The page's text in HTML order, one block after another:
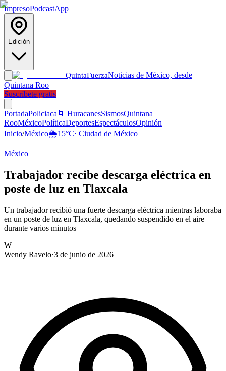
ImpresoPodcastApp
Edición
QuintaFuerzaNoticias de México, desde
Quintana Roo
Suscríbete gratis
PortadaPoliciaca 🌀 HuracanesSismosQuintana
RooMéxicoPolíticaDeportesEspectáculosOpinión
Inicio/México🌦️15°C· Ciudad de México
México
Trabajador recibe descarga eléctrica en
poste de luz en Tlaxcala
Un trabajador recibió una fuerte descarga eléctrica mientras laboraba
en un poste de luz en Tlaxcala, quedando suspendido en el aire
durante varios minutos
W
Wendy Ravelo·3 de junio de 2026